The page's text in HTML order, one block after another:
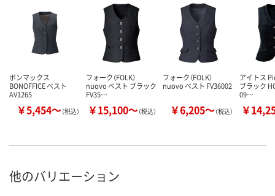
ボンマックス
BONOFFICE ベスト
AV1265
￥5,454～（税込）
フォーク（FOLK）
nuovo ベスト ブラック
FV35…
￥15,100～（税込）
フォーク（FOLK）
nuovo ベスト FV36002
￥6,205～（税込）
アイトス
ブラック
09…
￥
他のバリエーション